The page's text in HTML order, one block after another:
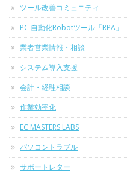
ツール改善コミュニティ
PC 自動化Robotツール「RPA」
業者営業情報・相談
システム導入支援
会計・経理相談
作業効率化
EC MASTERS LABS
パソコントラブル
サポートレター